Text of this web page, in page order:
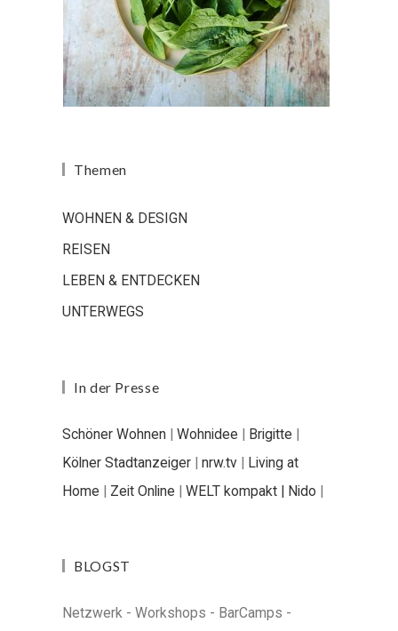
Themen
WOHNEN & DESIGN
REISEN
LEBEN & ENTDECKEN
UNTERWEGS
In der Presse
Schöner Wohnen | Wohnidee | Brigitte |
Kölner Stadtanzeiger | nrw.tv | Living at
Home | Zeit Online | WELT kompakt | Nido |
BLOGST
Netzwerk - Workshops - BarCamps -